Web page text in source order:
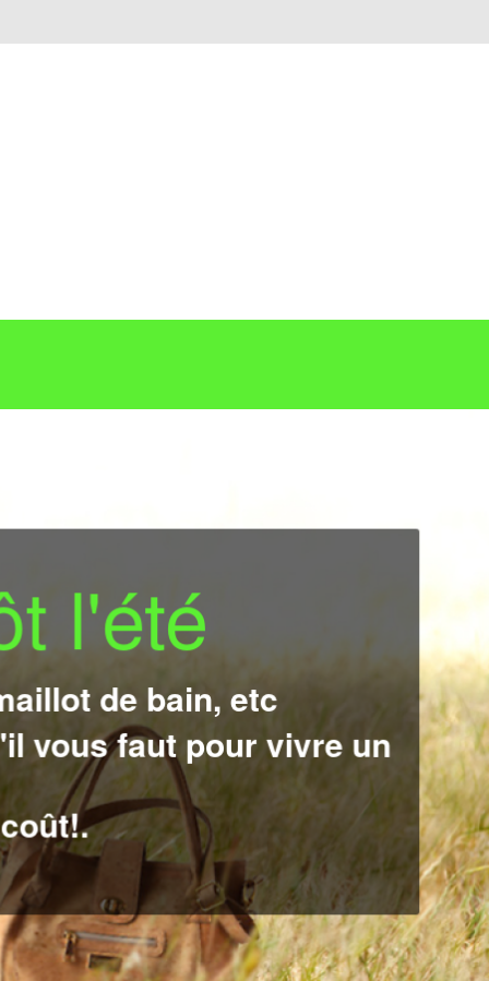
l'été
de bain, etc
vous faut pour vivre un
savons comment
des vêtements
voila pourquoi tous